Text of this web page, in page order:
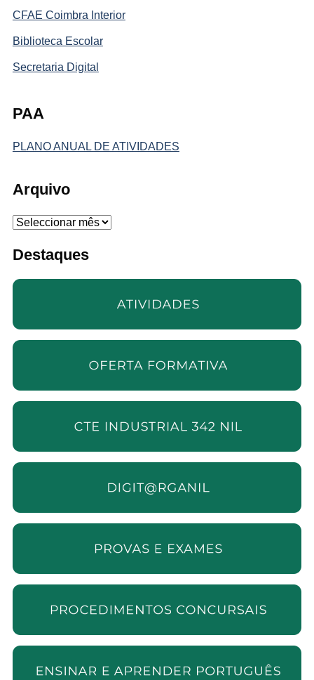
CFAE Coimbra Interior
Biblioteca Escolar
Secretaria Digital
PAA
PLANO ANUAL DE ATIVIDADES
Arquivo
Arquivo
Destaques